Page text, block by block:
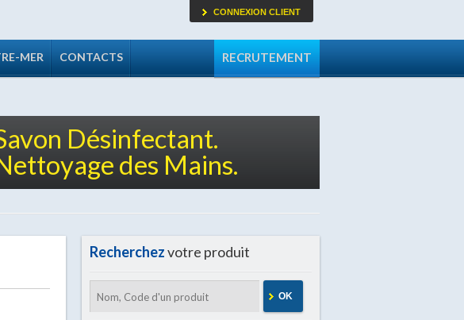
RECRUTEMENT
MER CONTACTS
CONNEXION CLIENT
Désinfectant.
des Mains.
Recherchezvotre produit
OK